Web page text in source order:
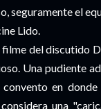
seguramente el
Lido.
filme del discutido
Una pudiente
en
una